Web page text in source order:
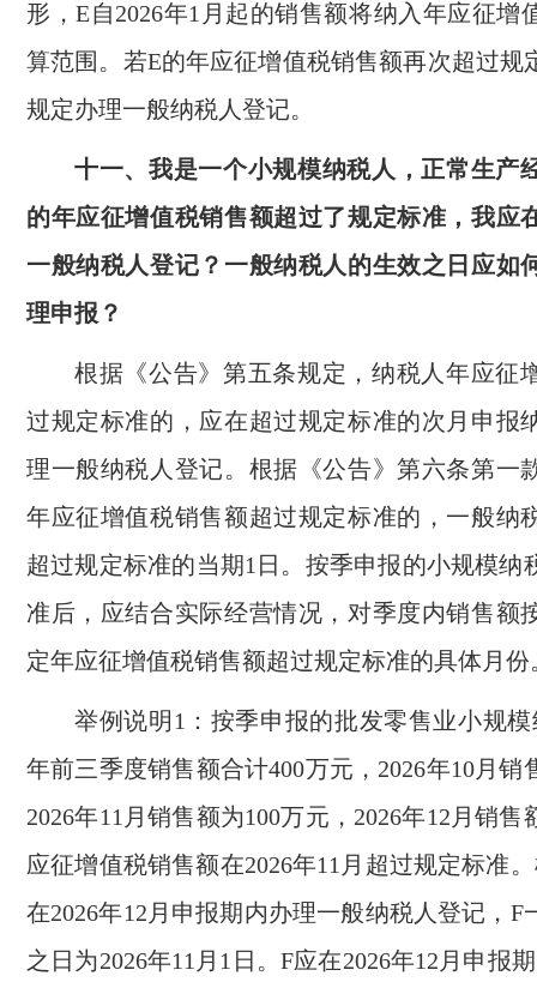
形，E自2026年1月起的销售额将纳入年应征增
算范围。若E的年应征增值税销售额再次超过规
规定办理一般纳税人登记。
十一、我是一个小规模纳税人，正常生产
的年应征增值税销售额超过了规定标准，我应
一般纳税人登记？一般纳税人的生效之日应如
理申报？
根据《公告》第五条规定，纳税人年应征
过规定标准的，应在超过规定标准的次月申报
理一般纳税人登记。根据《公告》第六条第一
年应征增值税销售额超过规定标准的，一般纳
超过规定标准的当期1日。按季申报的小规模纳
准后，应结合实际经营情况，对季度内销售额
定年应征增值税销售额超过规定标准的具体月份
举例说明1：按季申报的批发零售业小规模
年前三季度销售额合计400万元，2026年10月销
2026年11月销售额为100万元，2026年12月销售
应征增值税销售额在2026年11月超过规定标准
在2026年12月申报期内办理一般纳税人登记，F
之日为2026年11月1日。F应在2026年12月申报